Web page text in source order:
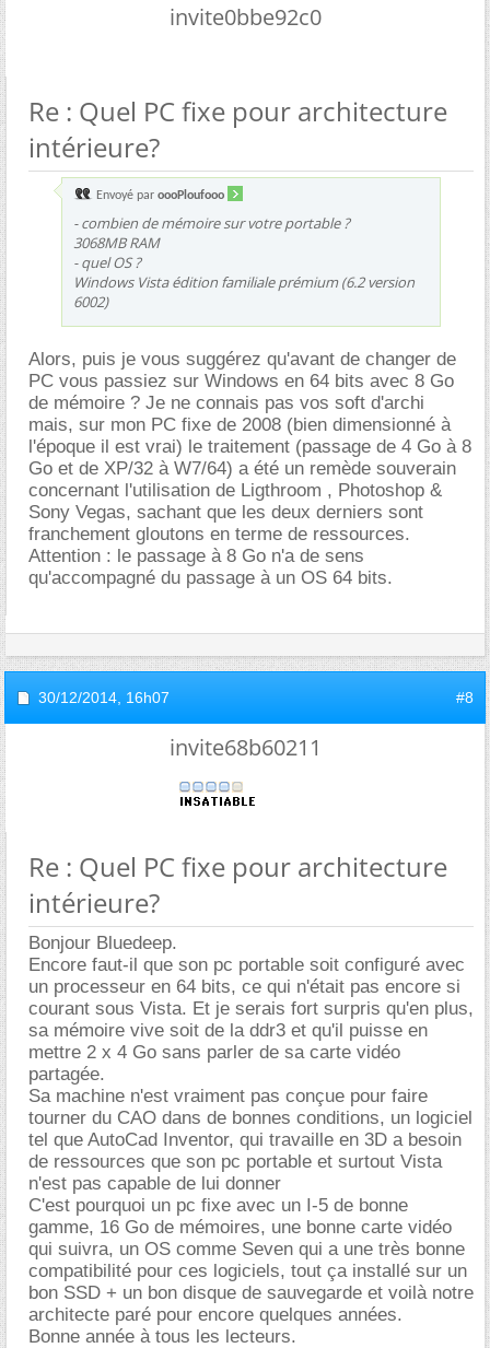
invite0bbe92c0
Re : Quel PC fixe pour architecture
intérieure?
Envoyé par oooPloufooo
- combien de mémoire sur votre portable ?
3068MB RAM
- quel OS ?
Windows Vista édition familiale prémium (6.2 version
6002)
Alors, puis je vous suggérez qu'avant de changer de
PC vous passiez sur Windows en 64 bits avec 8 Go
de mémoire ? Je ne connais pas vos soft d'archi
mais, sur mon PC fixe de 2008 (bien dimensionné à
l'époque il est vrai) le traitement (passage de 4 Go à 8
Go et de XP/32 à W7/64) a été un remède souverain
concernant l'utilisation de Ligthroom , Photoshop &
Sony Vegas, sachant que les deux derniers sont
franchement gloutons en terme de ressources.
Attention : le passage à 8 Go n'a de sens
qu'accompagné du passage à un OS 64 bits.
30/12/2014, 16h07 #8
invite68b60211
Re : Quel PC fixe pour architecture
intérieure?
Bonjour Bluedeep.
Encore faut-il que son pc portable soit configuré avec
un processeur en 64 bits, ce qui n'était pas encore si
courant sous Vista. Et je serais fort surpris qu'en plus,
sa mémoire vive soit de la ddr3 et qu'il puisse en
mettre 2 x 4 Go sans parler de sa carte vidéo
partagée.
Sa machine n'est vraiment pas conçue pour faire
tourner du CAO dans de bonnes conditions, un logiciel
tel que AutoCad Inventor, qui travaille en 3D a besoin
de ressources que son pc portable et surtout Vista
n'est pas capable de lui donner
C'est pourquoi un pc fixe avec un I-5 de bonne
gamme, 16 Go de mémoires, une bonne carte vidéo
qui suivra, un OS comme Seven qui a une très bonne
compatibilité pour ces logiciels, tout ça installé sur un
bon SSD + un bon disque de sauvegarde et voilà notre
architecte paré pour encore quelques années.
Bonne année à tous les lecteurs.